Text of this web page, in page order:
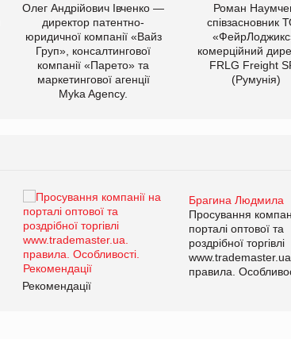
Олег Андрійович Івченко —
директор патентно-
юридичної компанії «Вайз
Груп», консалтингової
компанії «Парето» та
маркетингової агенції
Myka Agency.
Роман
співзасновник
комерційний
FRLG Freight
(Румунія)
Брагина Людмила
Просування
порталі оптової та
роздрібної торгівлі
www.trademaster.ua.
правила.
Рекомендації